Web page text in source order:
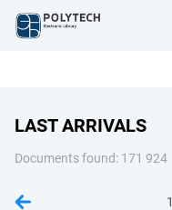
LAST ARRIVALS
Documents found: 171 924
1